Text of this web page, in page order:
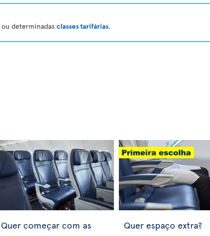
ou determinadas classes tarifárias.
Quer começar com as
Quer espaço extra?